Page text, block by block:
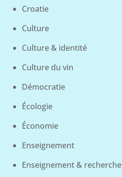
Croatie
Culture
Culture & identité
Culture du vin
Démocratie
Écologie
Économie
Enseignement
Enseignement & recherche